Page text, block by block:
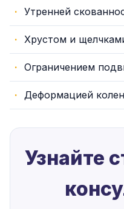
Утренней
Хрустом и
Ограничением
Деформацией
Узнайте